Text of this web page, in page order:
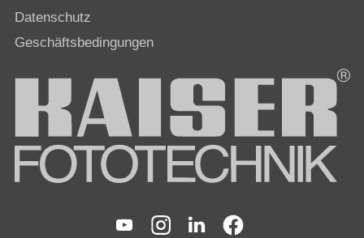
Datenschutz
Geschäftsbedingungen